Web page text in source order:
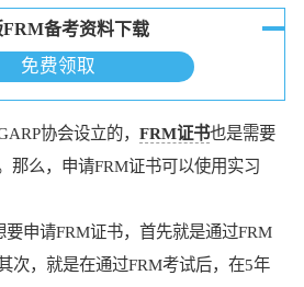
FRM备考资料下载
免费领取
协会设立的，FRM证书也是需要
那么，申请FRM证书可以使用实习
要申请FRM证书，首先就是通过FRM
次，就是在通过FRM考试后，在5年